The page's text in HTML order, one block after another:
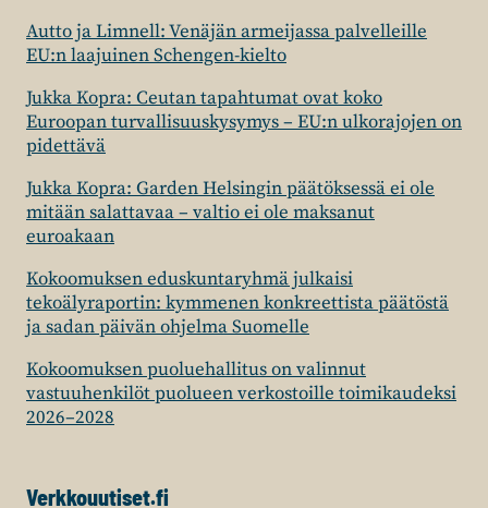
Autto ja Limnell: Venäjän armeijassa palvelleille
EU:n laajuinen Schengen-kielto
Jukka Kopra: Ceutan tapahtumat ovat koko
Euroopan turvallisuuskysymys – EU:n ulkorajojen on
pidettävä
Jukka Kopra: Garden Helsingin päätöksessä ei ole
mitään salattavaa – valtio ei ole maksanut
euroakaan
Kokoomuksen eduskuntaryhmä julkaisi
tekoälyraportin: kymmenen konkreettista päätöstä
ja sadan päivän ohjelma Suomelle
Kokoomuksen puoluehallitus on valinnut
vastuuhenkilöt puolueen verkostoille toimikaudeksi
2026–2028
Verkkouutiset.fi